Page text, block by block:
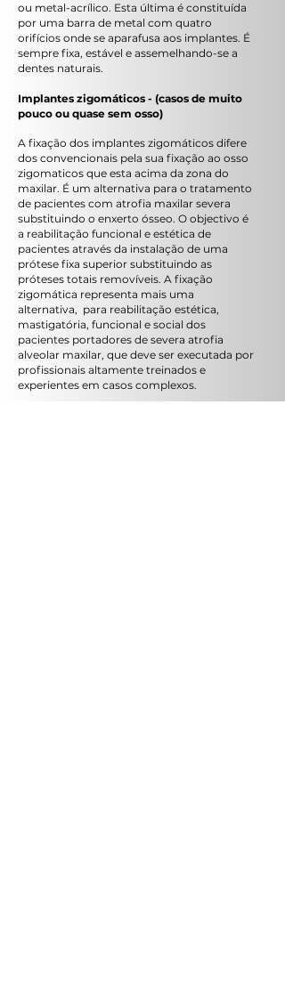
ou metal-acrílico. Esta última é constituída
por uma barra de metal com quatro
orifícios onde se aparafusa aos implantes. É
sempre fixa, estável e assemelhando-se a
dentes naturais.
Implantes zigomáticos - (casos de muito
pouco ou quase sem osso)
A fixação dos implantes zigomáticos difere
dos convencionais pela sua fixação ao osso
zigomaticos que esta acima da zona do
maxilar. É um alternativa para o tratamento
de pacientes com atrofia maxilar severa
substituindo o enxerto ósseo. O objectivo é
a reabilitação funcional e estética de
pacientes através da instalação de uma
prótese fixa superior substituindo as
próteses totais removíveis. A fixação
zigomática representa mais uma
alternativa, para reabilitação estética,
mastigatória, funcional e social dos
pacientes portadores de severa atrofia
alveolar maxilar, que deve ser executada por
profissionais altamente treinados e
experientes em casos complexos.